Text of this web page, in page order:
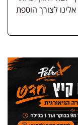
לצורך הוספת